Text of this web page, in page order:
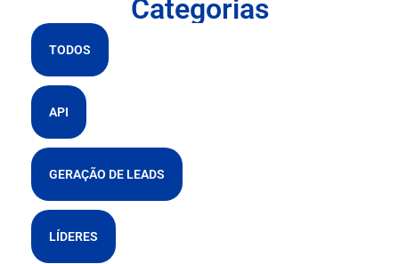
Categorias
TODOS
API
GERAÇÃO DE LEADS
LÍDERES